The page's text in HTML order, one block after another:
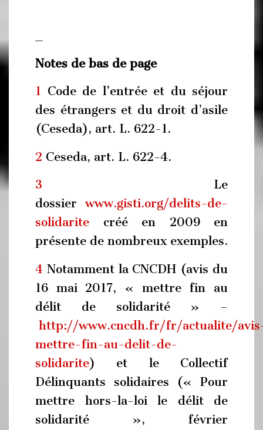
Notes de bas de page
1 Code de l’entrée et du séjour
des étrangers et du droit d’asile
(Ceseda), art. L. 622-1.
2 Ceseda, art. L. 622-4.
3 Le
dossier www.gisti.org/delits-de-
solidarite créé en 2009 en
présente de nombreux exemples.
4 Notamment la CNCDH (avis du
16 mai 2017, « mettre fin au
délit de solidarité » –
http://www.cncdh.fr/fr/actualite/
mettre-fin-au-delit-de-
solidarite) et le Collectif
Délinquants solidaires (« Pour
mettre hors-la-loi le délit de
solidarité », février